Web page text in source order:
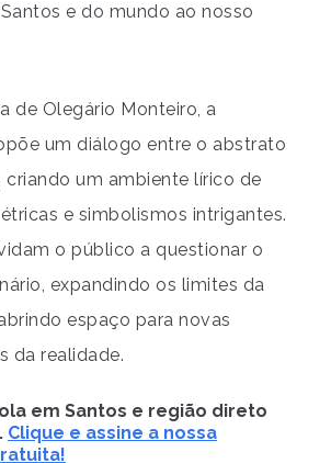
e do mundo ao nosso
de Olegário Monteiro, a
um diálogo entre o abstrato
criando um ambiente lírico de
e simbolismos intrigantes.
o público a questionar o
expandindo os limites da
espaço para novas
da realidade.
em Santos e região direto
Clique e assine a nossa